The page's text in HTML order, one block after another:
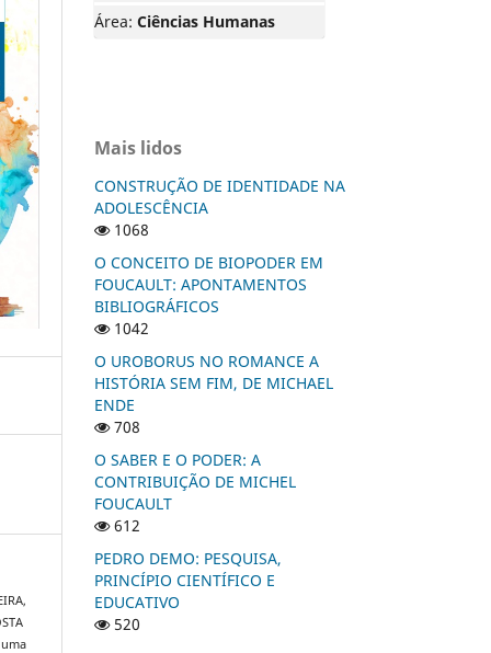
Área: Ciências Humanas
Mais lidos
CONSTRUÇÃO DE IDENTIDADE NA
ADOLESCÊNCIA
1068
O CONCEITO DE BIOPODER EM
FOUCAULT: APONTAMENTOS
BIBLIOGRÁFICOS
1042
O UROBORUS NO ROMANCE A
HISTÓRIA SEM FIM, DE MICHAEL
ENDE
708
O SABER E O PODER: A
CONTRIBUIÇÃO DE MICHEL
FOUCAULT
612
PEDRO DEMO: PESQUISA,
PRINCÍPIO CIENTÍFICO E
EDUCATIVO
520